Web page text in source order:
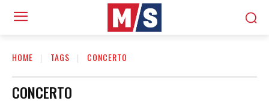
HOME TAGS CONCERTO
CONCERTO